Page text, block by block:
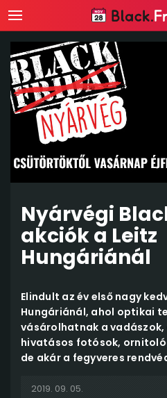
Nyárvégi
akciók a Leitz
Hungáriánál
Elindult az év első nagy
Hungáriánál, ahol optikai
vásárolhatnak a
hivatásos fotósok,
de akár a fegyveres
2019. 09. 05.